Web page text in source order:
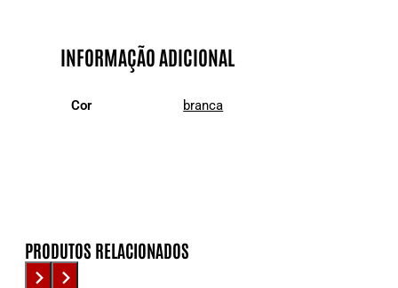
INFORMAÇÃO ADICIONAL
Cor branca
PRODUTOS RELACIONADOS